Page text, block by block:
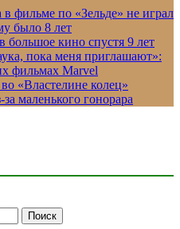
фильме по «Зельде» не играл
было 8 лет
большое кино спустя 9 лет
пока меня приглашают»:
фильмах Marvel
«Властелине колец»
маленького гонорара